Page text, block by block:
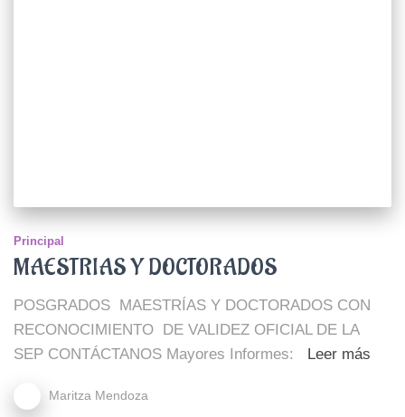
Principal
MAESTRIAS Y DOCTORADOS
POSGRADOS MAESTRÍAS Y DOCTORADOS CON
RECONOCIMIENTO DE VALIDEZ OFICIAL DE LA
SEP CONTÁCTANOS Mayores Informes:
Leer más
Maritza Mendoza